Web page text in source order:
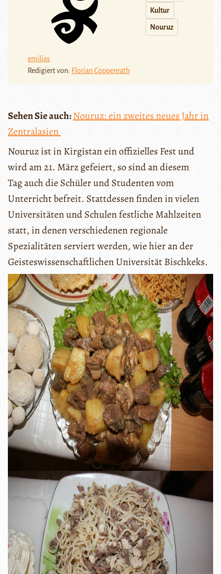
emilias
Redigiert von: Florian Coppenrath
Kultur
Nouruz
Sehen Sie auch:Nouruz: ein zweites neues Jahr in
Zentralasien
Nouruz ist in Kirgistan ein offizielles Fest und
wird am 21. März gefeiert, so sind an diesem
Tag auch die Schüler und Studenten vom
Unterricht befreit. Stattdessen finden in vielen
Universitäten und Schulen festliche Mahlzeiten
statt, in denen verschiedenen regionale
Spezialitäten serviert werden, wie hier an der
Geisteswissenschaftlichen Universität Bischkeks.